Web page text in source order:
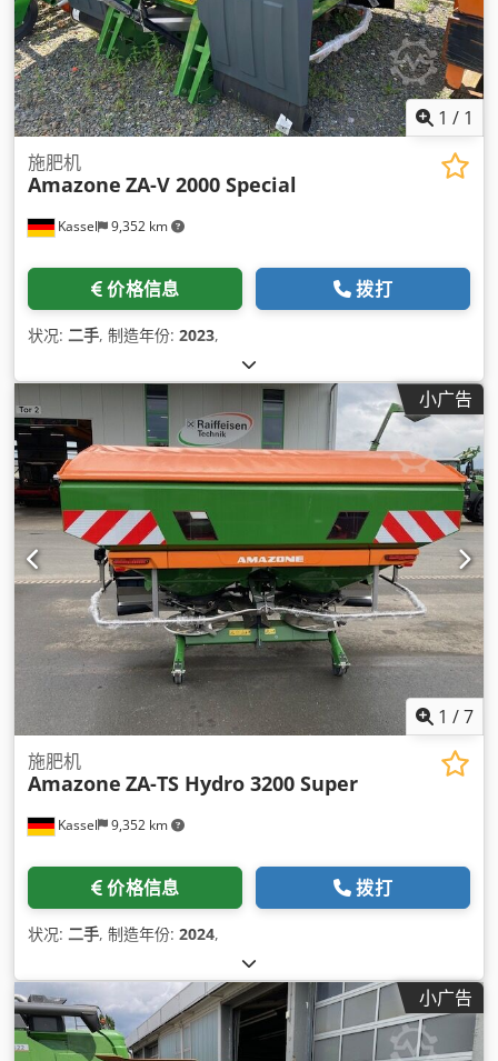
1 / 1
Kassel 9,352 km
施肥机
Amazone ZA-V 2000 Special
价格信息 拨打
状况: 二手, 制造年份: 2023,
小广告
1 /7
Kassel 9,352 km
施肥机
Amazone ZA-TS Hydro 3200 Super
价格信息 拨打
状况: 二手, 制造年份: 2024,
小广告